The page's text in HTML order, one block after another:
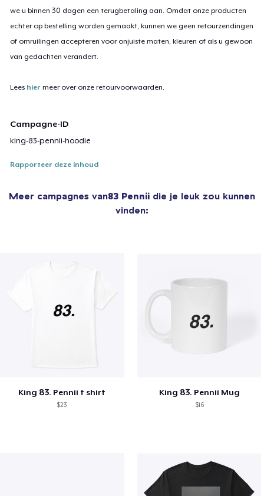
we u binnen 30 dagen een terugbetaling aan. Omdat onze producten
echter op bestelling worden gemaakt, kunnen we geen retourzendingen
of omruilingen accepteren voor onjuiste maten, kleuren of als u gewoon
van gedachten verandert.
Lees hier meer over onze retourvoorwaarden.
Campagne-ID
king-83-pennii-hoodie
Rapporteer deze inhoud
Meer campagnes van83 Pennii die je leuk zou kunnen
vinden:
King 83. Pennii t shirt
$23
King 83. Pennii Mug
$16